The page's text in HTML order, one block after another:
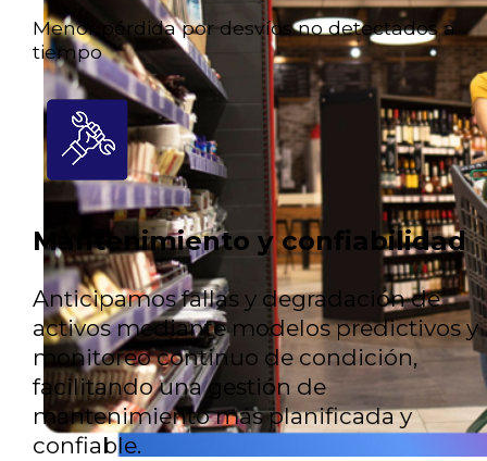
Menor pérdida por desvíos no detectados a
tiempo
Mantenimiento y confiabilidad
Anticipamos fallas y degradación de
activos mediante modelos predictivos y
monitoreo continuo de condición,
facilitando una gestión de
mantenimiento más planificada y
confiable.